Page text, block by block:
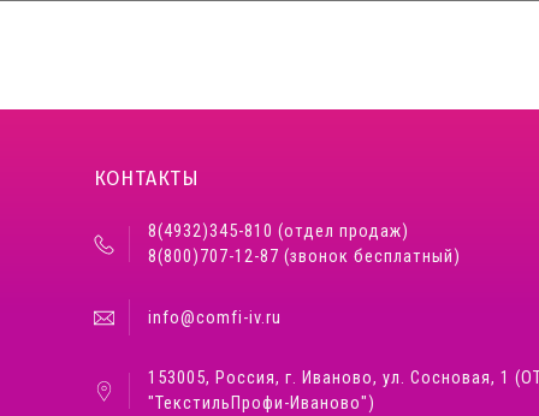
КОНТАКТЫ
8(4932)345-810 (отдел продаж)
8(800)707-12-87 (звонок бесплатный)
info@comfi-iv.ru
153005, Россия, г. Иваново, ул. Сосновая, 1
"ТекстильПрофи-Иваново")